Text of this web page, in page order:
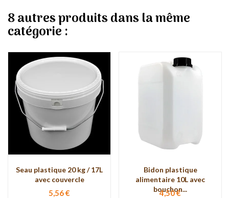
8 autres produits dans la même
catégorie :
Seau plastique 20 kg / 17L
avec couvercle
5,56 €
Bidon plastique
alimentaire 10L avec
bouchon...
4,50 €